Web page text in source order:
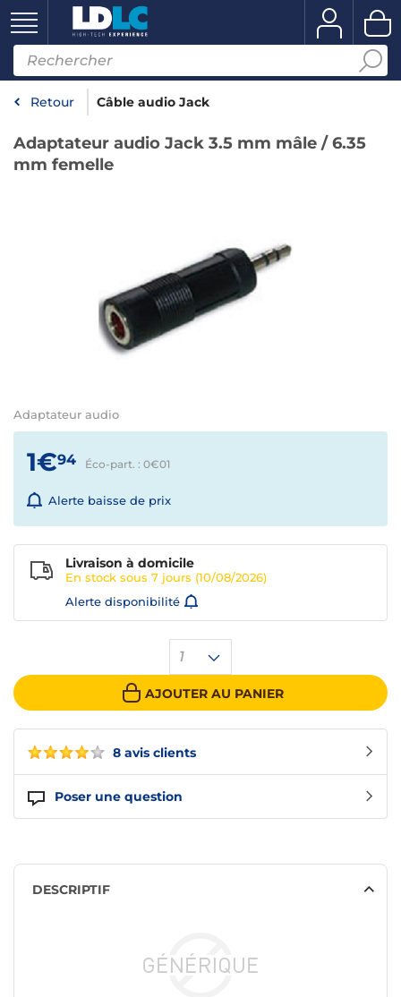
Retour Câble audio Jack
Adaptateur audio Jack 3.5 mm mâle / 6.35
mm femelle
Adaptateur audio
8 avis clients
Poser une question
1€94 Éco-part. : 0€01
Alerte baisse de prix
1
AJOUTER AU PANIER
Livraison à domicile
En stock sous 7 jours (10/08/2026)
Alerte disponibilité
DESCRIPTIF